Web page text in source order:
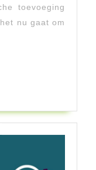
toevoeging
nu gaat om